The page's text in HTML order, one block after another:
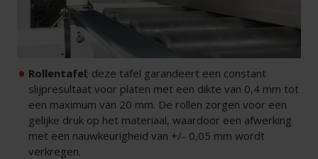
Rollentafel; deze tafel garandeert een constant
slijpresultaat voor platen met een dikte van 0,4 mm tot
een maximum van 20 mm. De rollen zorgen voor een
gelijke druk op het materiaal, waardoor een afwerking
met een nauwkeurigheid van +/- 0,05 mm wordt
verkregen.